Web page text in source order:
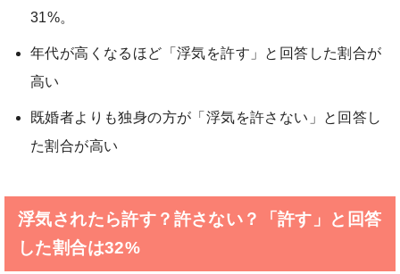
31%。
年代が高くなるほど「浮気を許す」と回答した割合が
高い
既婚者よりも独身の方が「浮気を許さない」と回答し
た割合が高い
浮気されたら許す？許さない？「許す」と回答
した割合は32%